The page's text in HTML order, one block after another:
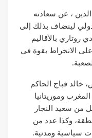
، عن سعادته
لينضاف بذلك إلى
روتاري بالأقاليم
على الانخراط بقوة في
قباج الحاكم
9010 التي تضم المغرب وموريتانيا
لفترة 2024/2025 ، وكل من سعيد النجار
وكذا عدد من
سياسية ومدنية.